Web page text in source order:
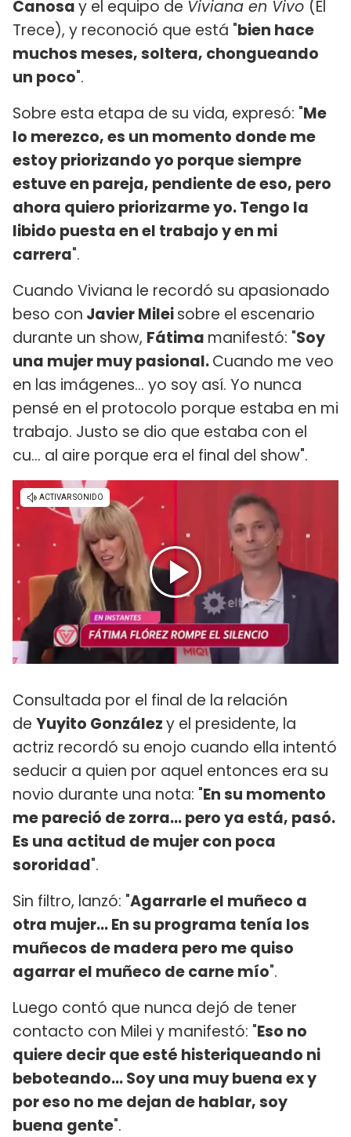
Canosay el equipo de Viviana en Vivo (El
Trece), y reconoció que está "bien hace
muchos meses, soltera, chongueando
un poco".
Sobre esta etapa de su vida, expresó: "Me
lo merezco, es un momento donde me
estoy priorizando yo porque siempre
estuve en pareja, pendiente de eso, pero
ahora quiero priorizarme yo. Tengo la
libido puesta en el trabajo y en mi
carrera".
Cuando Viviana le recordó su apasionado
beso con Javier Mileisobre el escenario
durante un show, Fátima manifestó: "Soy
una mujer muy pasional.Cuando me veo
en las imágenes... yo soy así. Yo nunca
pensé en el protocolo porque estaba en mi
trabajo. Justo se dio que estaba con el
cu... al aire porque era el final del show".
Consultada por el final de la relación
de Yuyito Gonzálezy el presidente, la
actriz recordó su enojo cuando ella intentó
seducir a quien por aquel entonces era su
novio durante una nota: "En su momento
me pareció de zorra... pero ya está, pasó.
Es una actitud de mujer con poca
sororidad".
Sin filtro, lanzó: "Agarrarle el muñeco a
otra mujer... En su programa tenía los
muñecos de madera pero me quiso
agarrar el muñeco de carne mío".
Luego contó que nunca dejó de tener
contacto con Milei y manifestó: "Eso no
quiere decir que esté histeriqueando ni
beboteando... Soy una muy buena ex y
por eso no me dejan de hablar, soy
buena gente".